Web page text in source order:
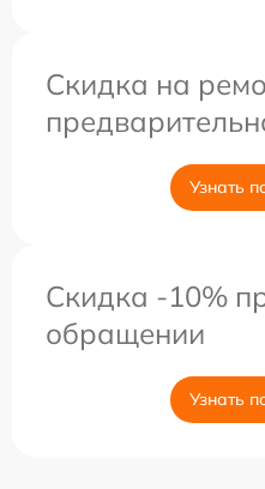
Скидка на
Узнать
Скидка -10%
обращении
Узнать